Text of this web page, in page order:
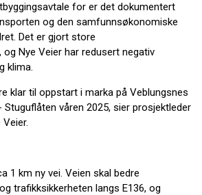
for er det dokumentert
og den samfunnsøkonomiske
Det er gjort store
Nye Veier har redusert negativ
klima.
klar til oppstart i marka på Veblungsnes
våren 2025, sier prosjektleder
1 km ny vei. Veien skal bedre
trafikksikkerheten langs E136, og